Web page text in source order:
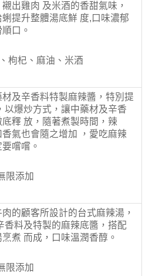
出雞肉 及米酒的香甜氣味，
提升整體湯底鮮 度,口味濃郁
口。
枸杞、麻油、米酒
及辛香料特製麻辣醬，特別提
以爆炒方式，讓中藥材及辛香
釋 放，隨著煮製時間，辣
香氣也會隨之增加 ，愛吃麻辣
嚐嚐。
限添加
的顧客所設計的台式麻辣湯，
香料及特製的麻辣底醬，搭配
煮 而成，口味溫潤香醇。
限添加